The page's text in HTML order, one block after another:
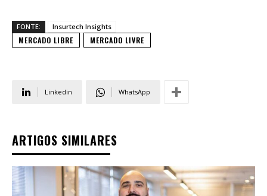
FONTE: Insurtech Insights
MERCADO LIBRE MERCADO LIVRE
Linkedin WhatsApp
ARTIGOS SIMILARES